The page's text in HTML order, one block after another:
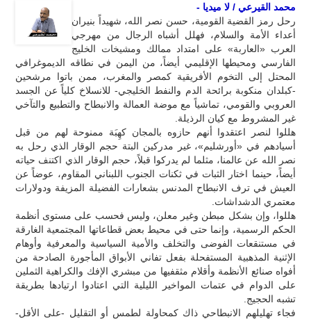
محمد القيرعي / لا ميديا -
رحل رمز القضية القومية، حسن نصر الله، شهيداً بنيران
أعداء الأمة والسلام، فهلل أشباه الرجال من مهرجي
العرب «العاربة» على امتداد ممالك ومشيخات الخليج
الفارسي ومحيطها الإقليمي أيضاً، من اليمن في نطاقه الديموغرافي
المحتل إلى التخوم الأفريقية كمصر والمغرب، ممن باتوا مرشحين
-كبلدان منكوبة برائحة الدم والنفط الخليجي- للانسلاخ كلياً عن الجسد
العروبي والقومي، تماشياً مع موضة العمالة والانبطاح والتطبيع والتآخي
غير المشروط مع كيان الرذيلة.
هللوا لنصر اعتقدوا أنهم حازوه بالمجان كهِبَة ممنوحة لهم من قبل
أسيادهم في «أورشليم»، غير مدركين البتة حجم الوقار الذي رحل به
نصر الله عن عالمنا، مثلما لم يدركوا قبلاً، حجم الوقار الذي اكتنف حياته
أيضاً، حينما اختار الثبات في ثكنات الجنوب اللبناني المقاوم، عوضاً عن
العيش في ترف الانبطاح المدنس بشعارات الفضيلة المزيفة ودولارات
معتمري الدشداشات.
هللوا، وإن بشكل مبطن وغير معلن، وليس فحسب على مستوى أنظمة
الحكم الرسمية، وإنما حتى في محيط بعض قطاعاتها المجتمعية الغارقة
في مستنقعات الفوضى والتخلف والأمية السياسية والمعرفية وأوهام
الإثنية المذهبية المستفحلة بفعل تفاني الأبواق المأجورة الصادحة من
أفواه صنائع الأنظمة وأقلام مثقفيها من مبشري الإفك والكراهية الثملين
على الدوام في عتمات المواخير الليلية التي اعتادوا ارتيادها بطريقة
تشبه الحجيج.
فجاء تهليلهم الانبطاحي ذاك كمحاولة لطمس أو التقليل -على الأقل-